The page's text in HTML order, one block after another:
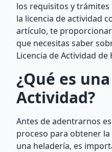
los requisitos y
la licencia de actividad
artículo, te
que necesitas saber
Licencia de Actividad de
¿Qué es
Actividad?
Antes de adentrarnos
proceso para obtener
una heladería, es